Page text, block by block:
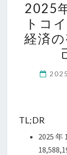
2025
トコ
経済
TL;DR
2025